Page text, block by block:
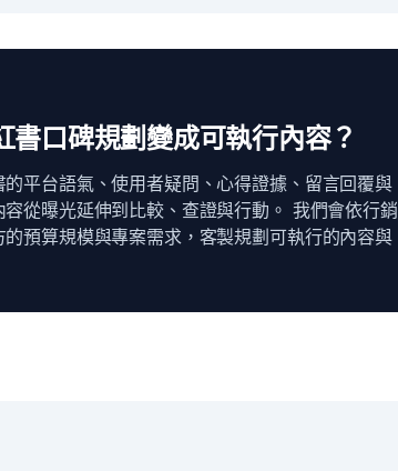
書口碑規劃變成可執行內容？
平台語氣、使用者疑問、心得證據、留言回覆與
從曝光延伸到比較、查證與行動。 我們會依行銷
預算規模與專案需求，客製規劃可執行的內容與